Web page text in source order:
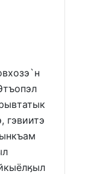
гэвиитэ